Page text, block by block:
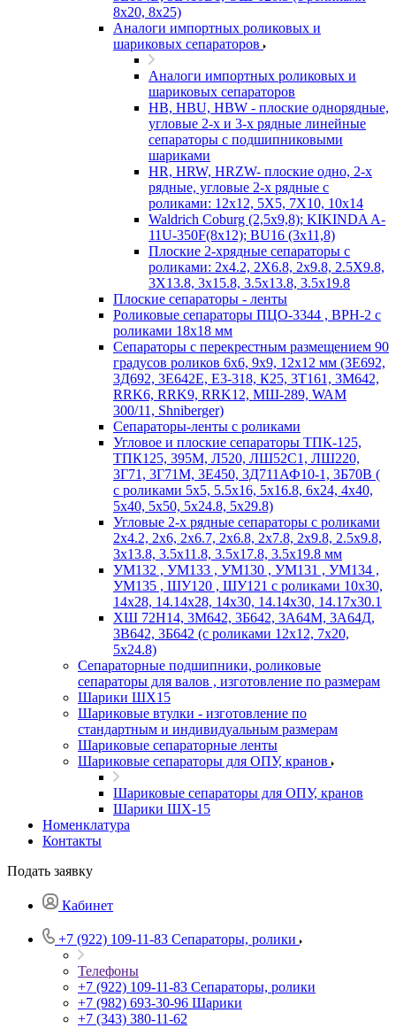
8х20, 8х25)
Аналоги импортных роликовых и
шариковых сепараторов
Аналоги импортных роликовых и
шариковых сепараторов
HB, HBU, HBW - плоские однорядные,
угловые 2-х и 3-х рядные линейные
сепараторы с подшипниковыми
шариками
HR, HRW, HRZW- плоские одно, 2-х
рядные, угловые 2-х рядные с
роликами: 12х12, 5X5, 7X10, 10х14
Waldrich Coburg (2,5х9,8); KIKINDA A-
11U-350F(8х12); BU16 (3х11,8)
Плоские 2-хрядные сепараторы с
роликами: 2х4.2, 2X6.8, 2х9.8, 2.5X9.8,
3X13.8, 3х15.8, 3.5х13.8, 3.5х19.8
Плоские сепараторы - ленты
Роликовые сепараторы ПЦО-3344 , ВРН-2 с
роликами 18х18 мм
Сепараторы с перекрестным размещением 90
градусов роликов 6х6, 9х9, 12х12 мм (3Е692,
3Д692, 3Е642Е, Е3-318, К25, 3Т161, 3М642,
RRK6, RRK9, RRK12, МШ-289, WAM
300/11, Shniberger)
Сепараторы-ленты с роликами
Угловое и плоские сепараторы ТПК-125,
ТПК125, 395М, Л520, ЛШ52С1, ЛШ220,
3Г71, 3Г71М, 3Е450, 3Д711АФ10-1, 3Б70В (
с роликами 5х5, 5.5х16, 5х16.8, 6х24, 4х40,
5х40, 5х50, 5х24.8, 5х29.8)
Угловые 2-х рядные сепараторы с роликами
2х4.2, 2х6, 2х6.7, 2х6.8, 2х7.8, 2х9.8, 2.5х9.8,
3х13.8, 3.5х11.8, 3.5х17.8, 3.5х19.8 мм
УМ132 , УМ133 , УМ130 , УМ131 , УМ134 ,
УМ135 , ШУ120 , ШУ121 с роликами 10х30,
14х28, 14.14х28, 14х30, 14.14х30, 14.17х30.1
ХШ 72Н14, 3М642, 3Б642, 3А64М, 3А64Д,
3В642, 3Б642 (с роликами 12х12, 7х20,
5х24.8)
Сепараторные подшипники, роликовые
сепараторы для валов , изготовление по размерам
Шарики ШХ15
Шариковые втулки - изготовление по
стандартным и индивидуальным размерам
Шариковые сепараторные ленты
Шариковые сепараторы для ОПУ, кранов
Шариковые сепараторы для ОПУ, кранов
Шарики ШХ-15
Номенклатура
Контакты
Подать заявку
Кабинет
+7 (922) 109-11-83 Сепараторы, ролики
Телефоны
+7 (922) 109-11-83 Сепараторы, ролики
+7 (982) 693-30-96 Шарики
+7 (343) 380-11-62